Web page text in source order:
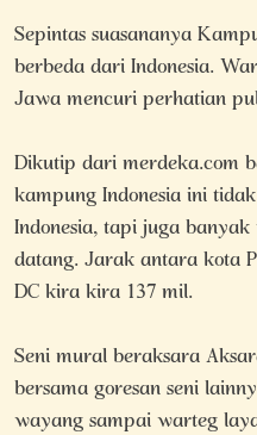
Sepintas suasananya
berbeda dari Indonesia.
Jawa mencuri perhatian
Dikutip dari merdeka.com
kampung Indonesia ini
Indonesia, tapi juga
datang. Jarak antara kota
DC kira kira 137 mil.
Seni mural beraksara
bersama goresan seni
wayang sampai warteg